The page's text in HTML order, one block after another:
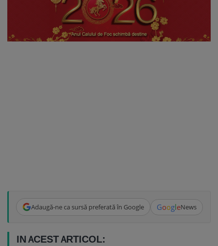
Adaugă-ne ca sursă preferată în Google GoogleNews
IN ACEST ARTICOL: